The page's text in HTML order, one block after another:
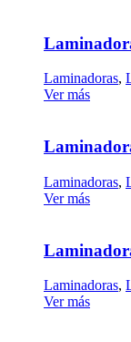
Laminadoras,
Ver más
Laminadoras,
Ver más
Laminadoras,
Ver más